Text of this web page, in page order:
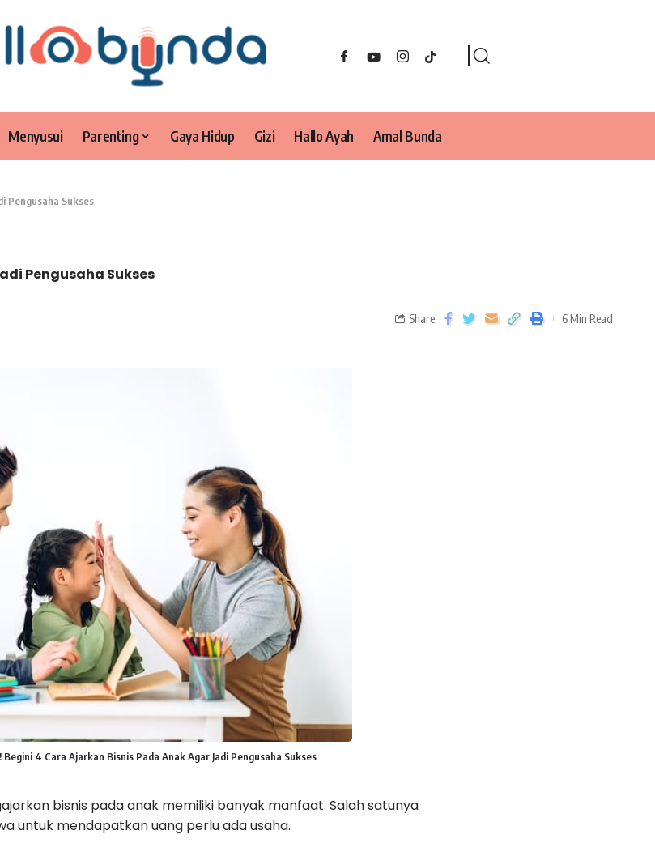
Menyusui Parenting Gaya Hidup Gizi Hallo Ayah Amal Bunda
Pengusaha Sukses
Pengusaha Sukses
Share 6 Min Read
4 Cara Ajarkan Bisnis Pada Anak Agar Jadi Pengusaha Sukses
bisnis pada anak memiliki banyak manfaat. Salah satunya
untuk mendapatkan uang perlu ada usaha.